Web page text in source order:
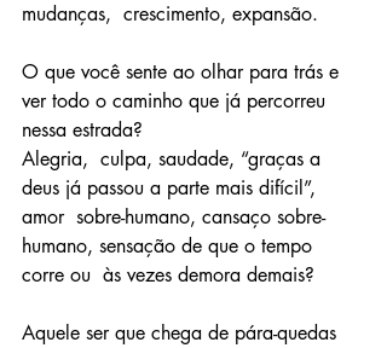
mudanças,  crescimento, expansão.
O que você sente ao olhar para trás e
ver todo o caminho que já percorreu
nessa estrada?
Alegria,  culpa, saudade, “graças a
deus já passou a parte mais difícil”,
amor  sobre-humano, cansaço sobre-
humano, sensação de que o tempo
corre ou  às vezes demora demais?
Aquele ser que chega de pára-quedas